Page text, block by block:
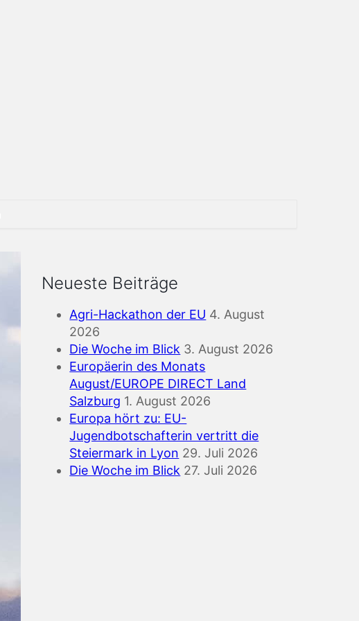
Neueste Beiträge
Agri-Hackathon der EU 4. August
2026
Die Woche im Blick 3. August 2026
Europäerin des Monats
August/EUROPE DIRECT Land
Salzburg 1. August 2026
Europa hört zu: EU-
Jugendbotschafterin vertritt die
Steiermark in Lyon 29. Juli 2026
Die Woche im Blick 27. Juli 2026